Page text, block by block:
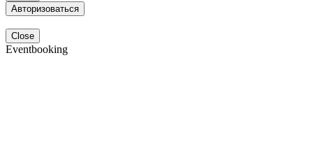
Авторизоваться
Close
Eventbooking